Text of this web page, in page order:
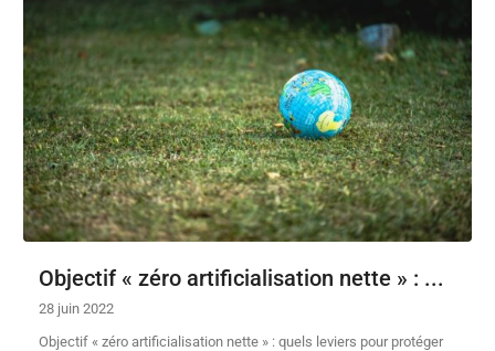
Objectif « zéro artificialisation nette » : ...
28 juin 2022
Objectif « zéro artificialisation nette » : quels leviers pour protéger